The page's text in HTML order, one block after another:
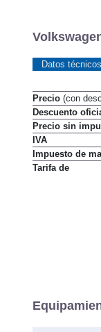
Precio(con
Descuento
Precio sin
IVA
Impuesto de